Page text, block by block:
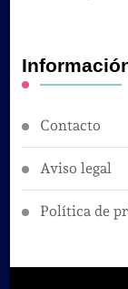
Contacto
Aviso legal
Política de